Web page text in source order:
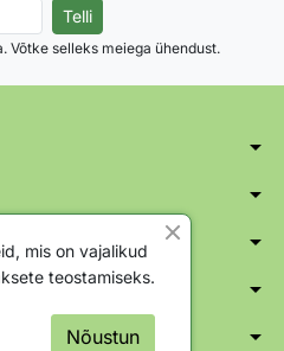
Võtke selleks meiega ühendust.
arrow_drop_down
arrow_drop_down
arrow_drop_down
arrow_drop_down
arrow_drop_down
mis on vajalikud
teostamiseks.
Nõustun